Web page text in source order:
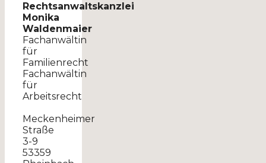
Rechtsanwaltskanzlei
Monika
Waldenmaier
Fachanwältin
für
Familienrecht
Fachanwältin
für
Arbeitsrecht
Meckenheimer
Straße
3-9
53359